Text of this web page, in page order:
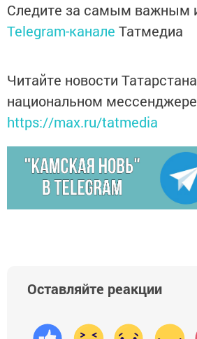
Следите за самым важным
Telegram-канале Татмедиа
Читайте новости
национальном
https://max.ru/tatmedia
Оставляйте реакции